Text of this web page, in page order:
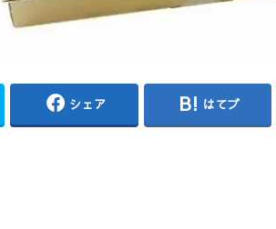
シェア はてブ